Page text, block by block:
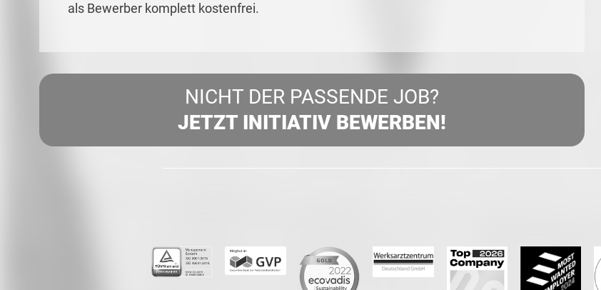
als Bewerber komplett kostenfrei.
NICHT DER PASSENDE JOB?
JETZT INITIATIV BEWERBEN!